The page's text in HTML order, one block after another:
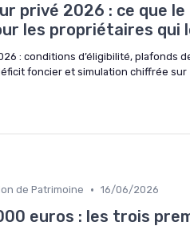
privé 2026 : ce que le
les propriétaires qui
: conditions d’éligibilité, plafonds
foncier et simulation chiffrée
de Patrimoine • 16/06/2026
euros : les trois